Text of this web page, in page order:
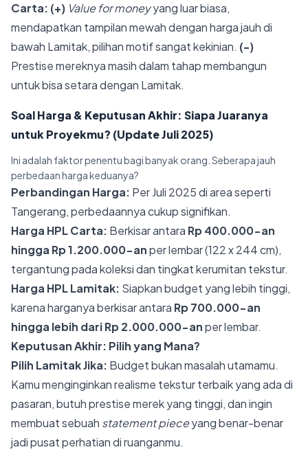
Carta: (+) Value for moneyyang luar biasa,
mendapatkan tampilan mewah dengan harga jauh di
bawah Lamitak, pilihan motif sangat kekinian. (-)
Prestise mereknya masih dalam tahap membangun
untuk bisa setara dengan Lamitak.
Soal Harga & Keputusan Akhir: Siapa Juaranya
untuk Proyekmu? (Update Juli 2025)
Ini adalah faktor penentu bagi banyak orang. Seberapa jauh
perbedaan harga keduanya?
Perbandingan Harga: Per Juli 2025 di area seperti
Tangerang, perbedaannya cukup signifikan.
Harga HPL Carta: Berkisar antara Rp 400.000-an
hingga Rp 1.200.000-anper lembar (122 x 244 cm),
tergantung pada koleksi dan tingkat kerumitan tekstur.
Harga HPL Lamitak: Siapkan budget yang lebih tinggi,
karena harganya berkisar antara Rp 700.000-an
hingga lebih dari Rp 2.000.000-anper lembar.
Keputusan Akhir: Pilih yang Mana?
Pilih Lamitak Jika: Budget bukan masalah utamamu.
Kamu menginginkan realisme tekstur terbaik yang ada di
pasaran, butuh prestise merek yang tinggi, dan ingin
membuat sebuah statement pieceyang benar-benar
jadi pusat perhatian di ruanganmu.